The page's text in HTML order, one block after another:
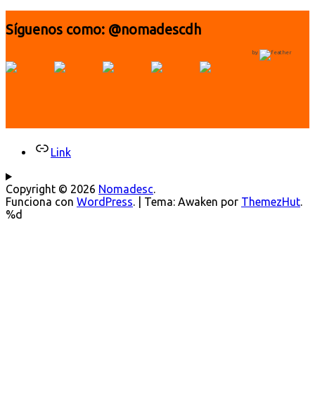
Síguenos como: @nomadescdh
by
Link
Copyright © 2026 Nomadesc.
Funciona con WordPress. Tema: Awaken por ThemezHut.
%d